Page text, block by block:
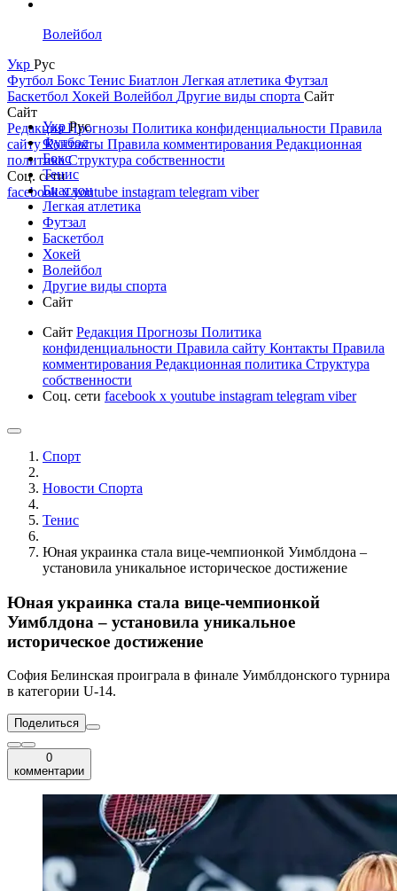
Волейбол
Укр Рус
Футбол Бокс Тенис Биатлон Легкая атлетика Футзал
Баскетбол Хокей Волейбол Другие виды спорта Сайт
Сайт
РедакцияПрогнозы Политика конфиденциальности Правила
сайтуКонтакты Правила комментирования Редакционная
политикаСтруктура собственности
Соц. сети
facebookxyoutube instagram telegram viber
УкрРус
Футбол
Бокс
Тенис
Биатлон
Легкая атлетика
Футзал
Баскетбол
Хокей
Волейбол
Другие виды спорта
Сайт
Сайт Редакция Прогнозы Политика
конфиденциальности Правила сайту Контакты Правила
комментирования Редакционная политика Структура
собственности
Соц. сети facebook x youtube instagram telegram viber
Спорт
Новости Cпорта
Тенис
Юная украинка стала вице-чемпионкой Уимблдона –
установила уникальное историческое достижение
Юная украинка стала вице-чемпионкой
Уимблдона – установила уникальное
историческое достижение
София Белинская проиграла в финале Уимблдонского турнира
в категории U-14.
Поделиться
0
комментарии